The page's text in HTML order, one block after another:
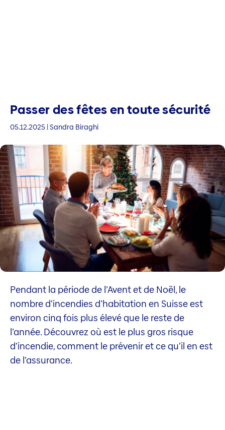
Passer des fêtes en toute sécurité
05.12.2025 | Sandra Biraghi
Pendant la période de l’Avent et de Noël, le
nombre d’incendies d’habitation en Suisse est
environ cinq fois plus élevé que le reste de
l’année. Découvrez où est le plus gros risque
d’incendie, comment le prévenir et ce qu’il en est
de l’assurance.